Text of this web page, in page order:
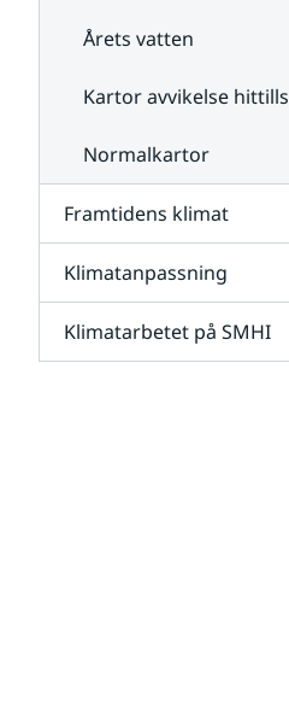
Årets vatten
Kartor avvikelse hittills
Normalkartor
Framtidens klimat
Klimatanpassning
Klimatarbetet på SMHI